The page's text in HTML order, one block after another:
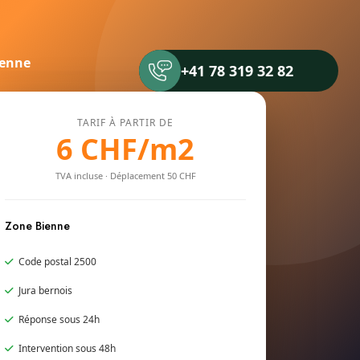
+41 78 319 32 82
TARIF À PARTIR DE
6 CHF/m2
TVA incluse · Déplacement 50 CHF
Zone Bienne
Code postal 2500
Jura bernois
Réponse sous 24h
Intervention sous 48h